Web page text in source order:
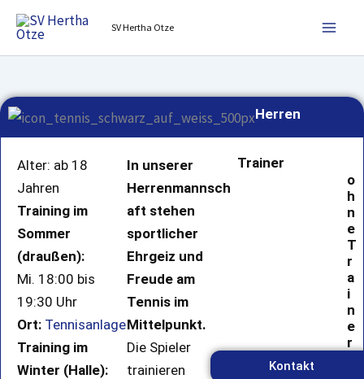
Zum
Inhalt
springen
SV Hertha Otze
Herren
Alter: ab 18
Jahren
Training im
Sommer
(draußen):
Mi. 18:00 bis
19:30 Uhr
Ort: Tennisanlage
Training im
Winter (Halle):
In unserer
Herrenmannsch
aft stehen
sportlicher
Ehrgeiz und
Freude am
Tennis im
Mittelpunkt.
Die Spieler
trainieren
Trainer
o
h
n
e
T
r
a
i
n
e
r
Kontakt